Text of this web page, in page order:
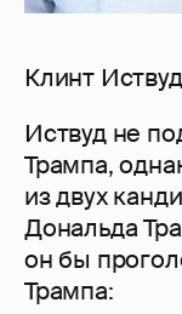
Клинт Иствуд
Иствуд не
Трампа,
из двух
Дональда
он бы
Трампа: